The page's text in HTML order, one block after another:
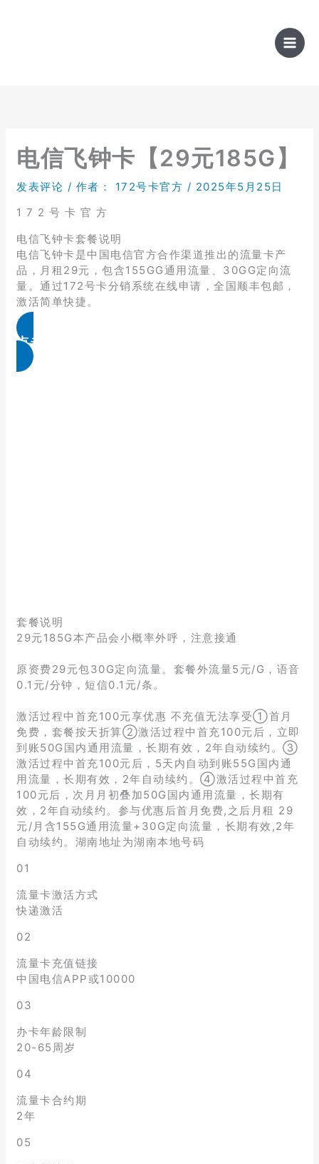
电信飞钟卡【29元185G】
发表评论 / 作者： 172号卡官方 / 2025年5月25日
1 7 2 号 卡 官 方
电信飞钟卡套餐说明
电信飞钟卡是中国电信官方合作渠道推出的流量卡产
品，月租29元，包含155GG通用流量、30GG定向流
量。通过172号卡分销系统在线申请，全国顺丰包邮，
激活简单快捷。
点击免费领取
套餐说明
29元185G本产品会小概率外呼，注意接通
原资费29元包30G定向流量。套餐外流量5元/G，语音
0.1元/分钟，短信0.1元/条。
激活过程中首充100元享优惠 不充值无法享受①首月
免费，套餐按天折算②激活过程中首充100元后，立即
到账50G国内通用流量，长期有效，2年自动续约。③
激活过程中首充100元后，5天内自动到账55G国内通
用流量，长期有效，2年自动续约。④激活过程中首充
100元后，次月月初叠加50G国内通用流量，长期有
效，2年自动续约。参与优惠后首月免费,之后月租 29
元/月含155G通用流量+30G定向流量，长期有效,2年
自动续约。湖南地址为湖南本地号码
01
流量卡激活方式
快递激活
02
流量卡充值链接
中国电信APP或10000
03
办卡年龄限制
20-65周岁
04
流量卡合约期
2年
05